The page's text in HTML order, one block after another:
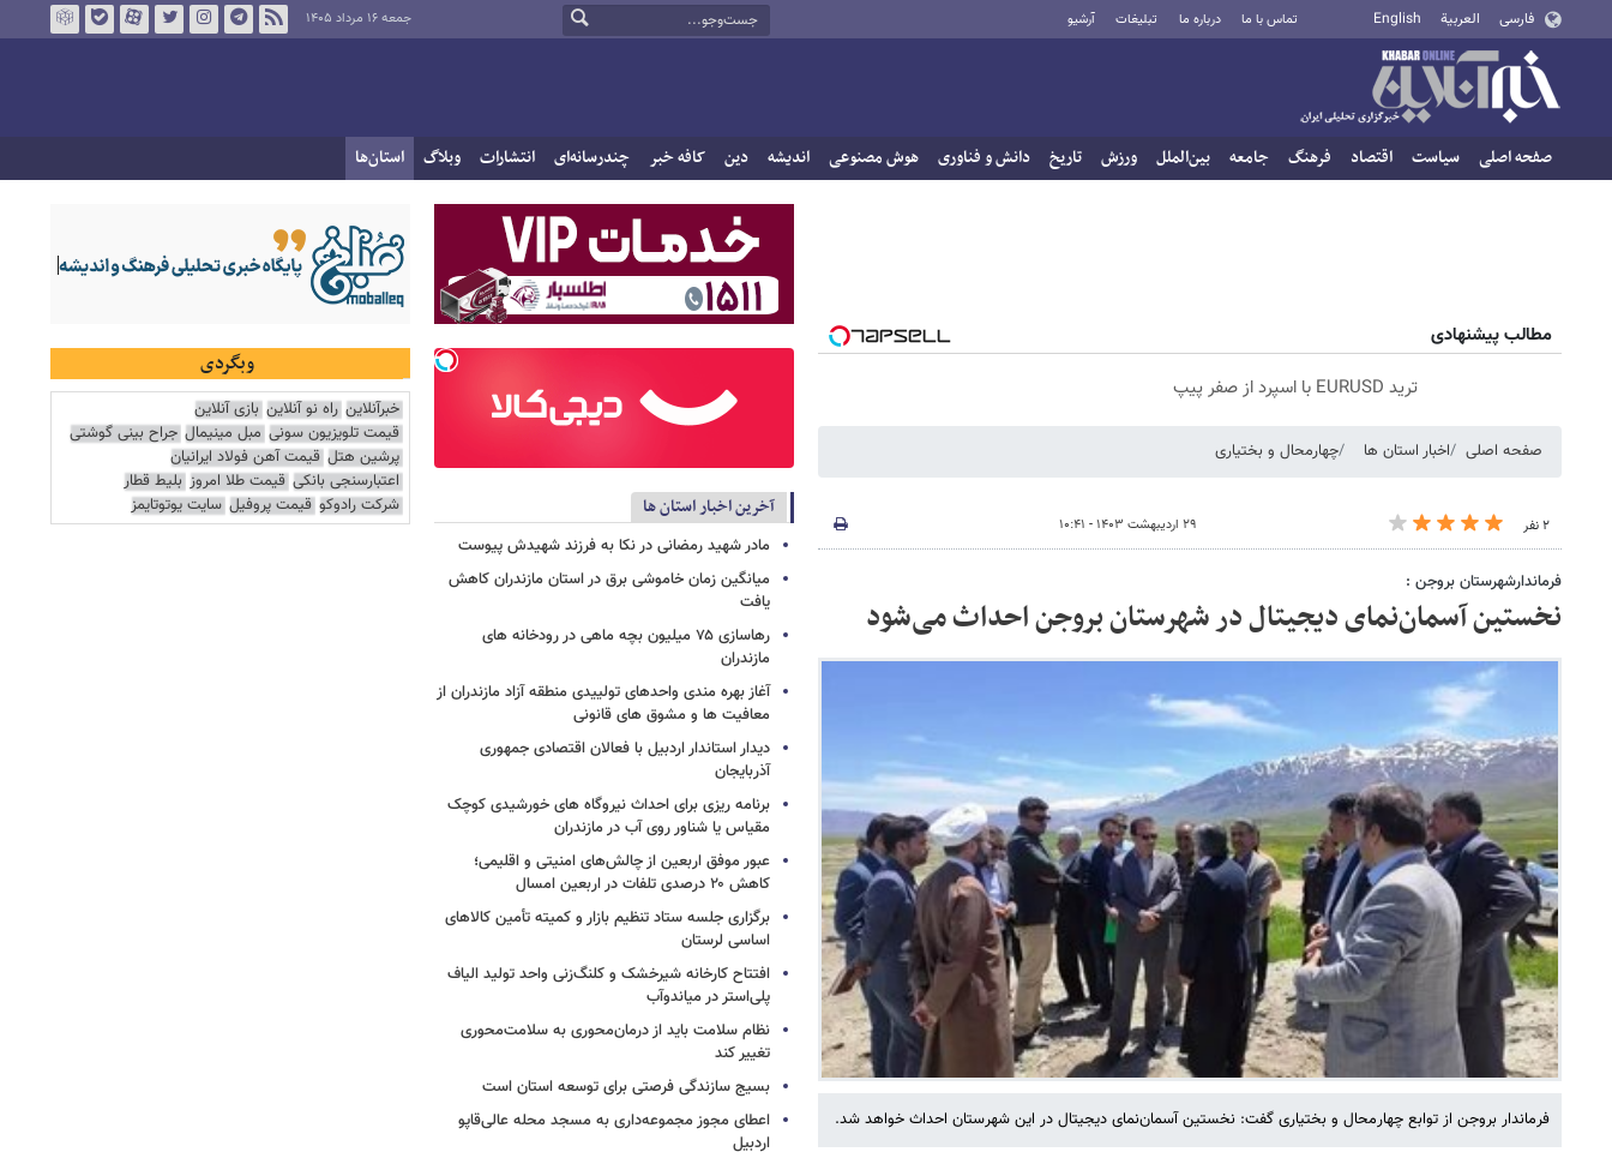
فارسی العربية English تماس با ما درباره ما تبلیغات آرشیو جمعه ۱۶ مرداد ۱۴۰۵
صفحه اصلی سیاست اقتصاد فرهنگ جامعه بین‌الملل ورزش تاریخ دانش و فناوری هوش مصنوعی اندیشه دین کافه خبر چندرسانه‌ای انتشارات وبلاگ استان‌ها
مطالب پیشنهادی
ترید EURUSD با اسپرد از صفر پیپ
صفحه اصلی اخبار استان ها چهارمحال و بختیاری
۲ نفر ۲۹ اردیبهشت ۱۴۰۳ - ۱۰:۴۱
فرماندارشهرستان بروجن :
نخستین آسمان‌نمای دیجیتال در شهرستان بروجن احداث می‌شود
فرماندار بروجن از توابع چهارمحال و بختیاری گفت: نخستین آسمان‌نمای دیجیتال در این شهرستان احداث خواهد شد.
آخرین اخبار استان ها
مادر شهید رمضانی در نکا به فرزند شهیدش پیوست
میانگین زمان خاموشی برق در استان مازندران کاهش
یافت
رهاسازی ۷۵ میلیون بچه ماهی در رودخانه های
مازندران
آغاز بهره مندی واحدهای تولییدی منطقه آزاد مازندران از
معافیت ها و مشوق های قانونی
دیدار استاندار اردبیل با فعالان اقتصادی جمهوری
آذربایجان
برنامه ریزی برای احداث نیروگاه های خورشیدی کوچک
مقیاس یا شناور روی آب در مازندران
عبور موفق اربعین از چالش‌های امنیتی و اقلیمی؛
کاهش ۲۰ درصدی تلفات در اربعین امسال
برگزاری جلسه ستاد تنظیم بازار و کمیته تأمین کالاهای
اساسی لرستان
افتتاح کارخانه شیرخشک و کلنگ‌زنی واحد تولید الیاف
پلی‌استر در میاندوآب
نظام سلامت باید از درمان‌محوری به سلامت‌محوری
تغییر کند
بسیج سازندگی فرصتی برای توسعه استان است
اعطای مجوز مجموعه‌داری به مسجد محله عالی‌قاپو
اردبیل
وبگردی
خبرآنلاین راه نو آنلاین بازی آنلاین
قیمت تلویزیون سونی مبل مینیمال جراح بینی گوشتی
پرشین هتل قیمت آهن فولاد ایرانیان
اعتبارسنجی بانکی قیمت طلا امروز بلیط قطار
شرکت رادوکو قیمت پروفیل سایت یوتوتایمز